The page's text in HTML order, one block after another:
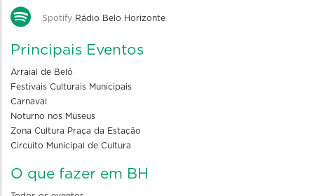
Spotify Rádio Belo Horizonte
Principais Eventos
Arraial de Belô
Festivais Culturais Municipais
Carnaval
Noturno nos Museus
Zona Cultura Praça da Estação
Circuito Municipal de Cultura
O que fazer em BH